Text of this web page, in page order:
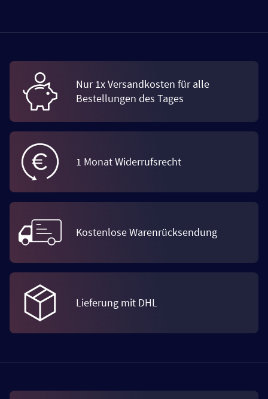
Nur 1x Versandkosten für alle
Bestellungen des Tages
1 Monat Widerrufsrecht
Kostenlose Warenrücksendung
Lieferung mit DHL